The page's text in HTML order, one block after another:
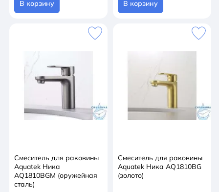
В корзину В корзину
Смеситель для раковины
Aquatek Ника
AQ1810BGM (оружейная
сталь)
Смеситель для раковины
Aquatek Ника AQ1810BG
(золото)